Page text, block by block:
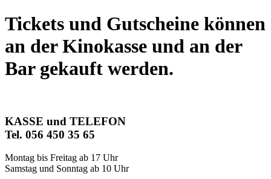
Tickets und Gutscheine können
an der Kinokasse und an der
Bar gekauft werden.
KASSE und TELEFON
Tel. 056 450 35 65
Montag bis Freitag ab 17 Uhr
Samstag und Sonntag ab 10 Uhr